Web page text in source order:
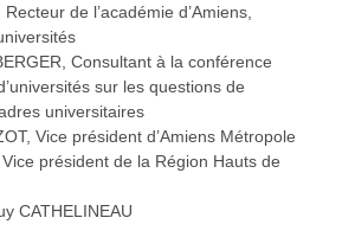
l
l
de l’académie d’Amiens,
Consultant à la conférence
sur les questions de
universitaires
Vice président d’Amiens Métropole
président de la Région Hauts de
CATHELINEAU